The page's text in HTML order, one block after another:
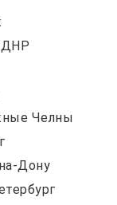
Челны
Дону